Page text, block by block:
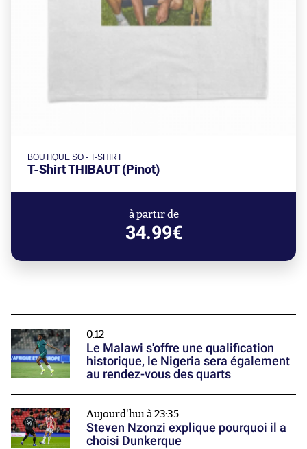
BOUTIQUE SO - T-SHIRT
T-Shirt THIBAUT (Pinot)
à partir de
34.99€
0:12
Le Malawi s'offre une qualification
historique, le Nigeria sera également
au rendez-vous des quarts
Aujourd'hui à 23:35
Steven Nzonzi explique pourquoi il a
choisi Dunkerque